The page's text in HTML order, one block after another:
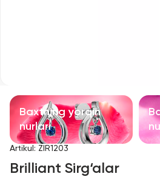
Aksessuarlar
Baxtning yorqin
nurlari
Artikul : ZIR1203
Brilliant Sirg‘alar